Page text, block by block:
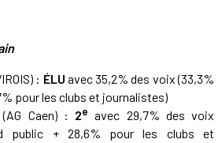
: ÉLU avec 35,2% des voix (33,3%
pour les clubs et journalistes)
(AG Caen) : 2e avec 29,7% des voix
public + 28,6% pour les clubs et